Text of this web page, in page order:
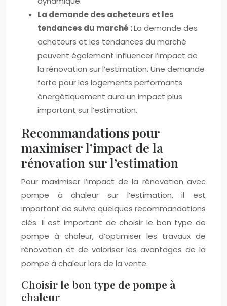
La demande des acheteurs et les
tendances du marché :La demande des
acheteurs et les tendances du marché
peuvent également influencer l’impact de
la rénovation sur l’estimation. Une demande
forte pour les logements performants
énergétiquement aura un impact plus
important sur l’estimation.
Recommandations pour
maximiser l’impact de la
rénovation sur l’estimation
Pour maximiser l’impact de la rénovation avec
pompe à chaleur sur l’estimation, il est
important de suivre quelques recommandations
clés. Il est important de choisir le bon type de
pompe à chaleur, d’optimiser les travaux de
rénovation et de valoriser les avantages de la
pompe à chaleur lors de la vente.
Choisir le bon type de pompe à
chaleur